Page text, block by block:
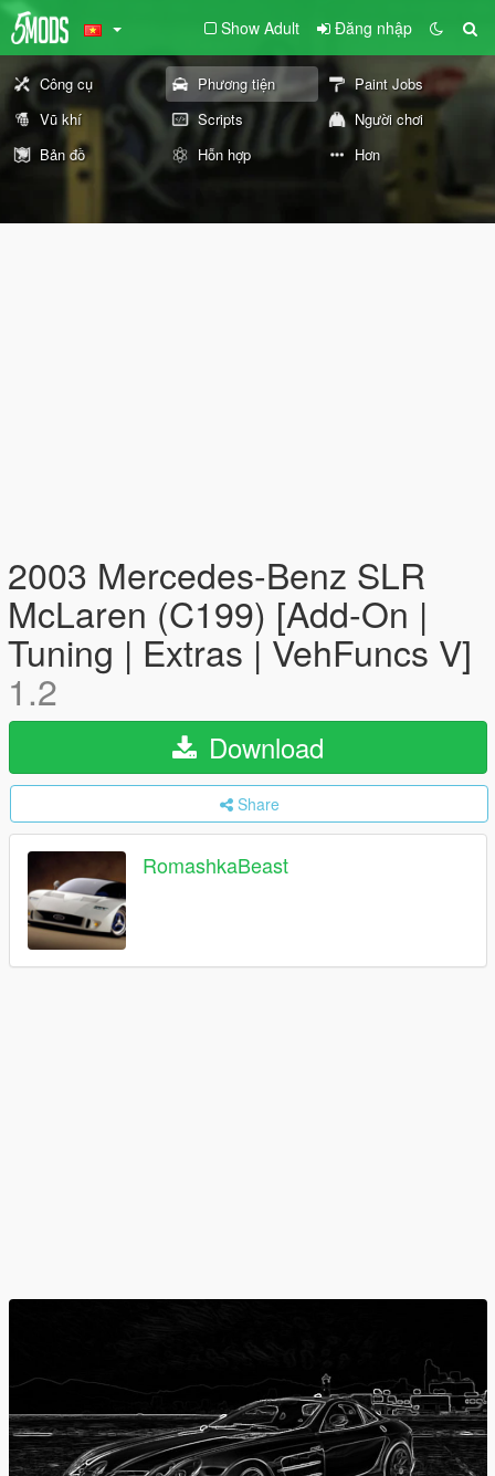
Show Adult Đăng nhập
Công cụ Phương tiện
Paint Jobs
Vũ khí
Scripts
Người chơi
Bản đồ
Hỗn hợp Hơn
2003 Mercedes-Benz SLR
McLaren (C199) [Add-On |
Tuning | Extras | VehFuncs V]
1.2
Download
Share
RomashkaBeast